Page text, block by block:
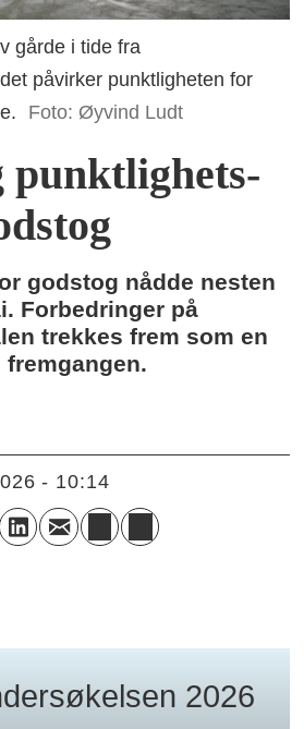
gårde i tide fra
påvirker punktligheten for
Foto: Øyvind Ludt
punktlighets­
godstog nådde nesten
Forbedringer på
trekkes frem som en
- 10:14
2026